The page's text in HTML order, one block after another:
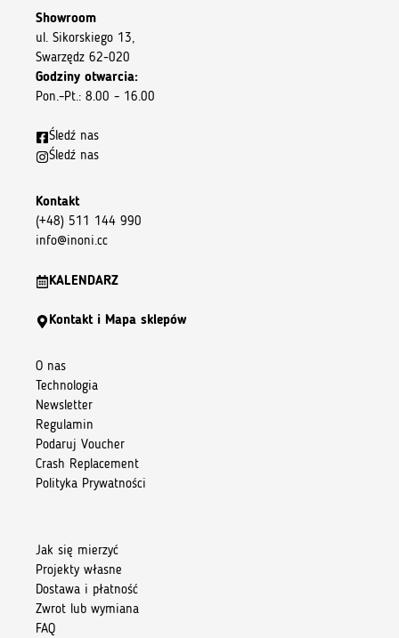
Showroom
ul. Sikorskiego 13,
Swarzędz 62-020
Godziny otwarcia:
Pon.–Pt.: 8.00 – 16.00
Śledź nas
Śledź nas
Kontakt
(+48) 511 144 990
info@inoni.cc
KALENDARZ
Kontakt i Mapa sklepów
O nas
Technologia
Newsletter
Regulamin
Podaruj Voucher
Crash Replacement
Polityka Prywatności
Jak się mierzyć
Projekty własne
Dostawa i płatność
Zwrot lub wymiana
FAQ